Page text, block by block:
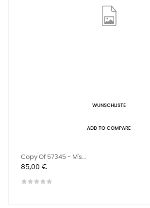
WUNSCHLISTE
ADD TO COMPARE
Copy Of 57345 - M's...
Preis
85,00 €